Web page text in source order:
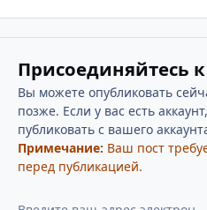
Присоединяйтесь
Вы можете опубликовать
позже. Если у вас есть аккаунт,
публиковать с вашего
Примечание: Ваш пост
перед публикацией.